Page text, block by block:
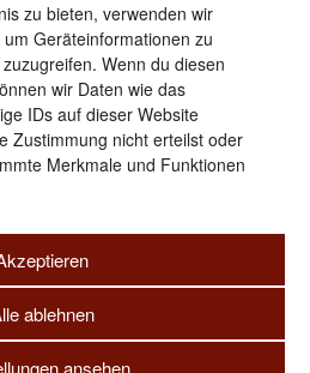
zu bieten, verwenden wir
Geräteinformationen zu
Wenn du diesen
wir Daten wie das
IDs auf dieser Website
Zustimmung nicht erteilst oder
Merkmale und Funktionen
ablehnen
ansehen
Salz
Frischhefe
Impressum|Facebook